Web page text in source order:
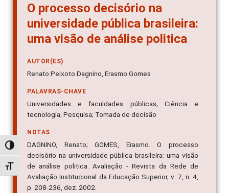
Alternar alto contraste
Alternar tamanho da fonte
O processo decisório na
universidade pública brasileira:
uma visão de análise politica
AUTOR(ES)
Renato Peixoto Dagnino, Erasmo Gomes
PALAVRAS-CHAVE
Universidades e faculdades públicas; Ciência e
tecnologia; Pesquisa; Tomada de decisão
NOTAS
DAGNINO, Renato; GOMES, Erasmo. O processo
decisório na universidade pública brasileira: uma visão
de análise politica. Avaliação - Revista da Rede de
Avaliação Institucional da Educação Superior, v. 7, n. 4,
p. 208-236, dez. 2002.